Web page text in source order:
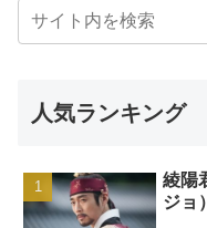
人気ランキング
綾陽
ジョ